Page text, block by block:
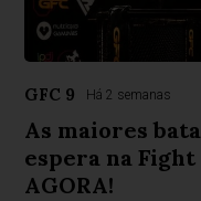
GFC 9 Há 2 semanas
As maiores
espera na Fight
AGORA!